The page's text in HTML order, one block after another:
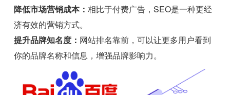
降低市场营销成本：相比于付费广告，SEO是一种更经
济有效的营销方式。
提升品牌知名度： 网站排名靠前，可以让更多用户看到
你的品牌名称和信息，增强品牌影响力。